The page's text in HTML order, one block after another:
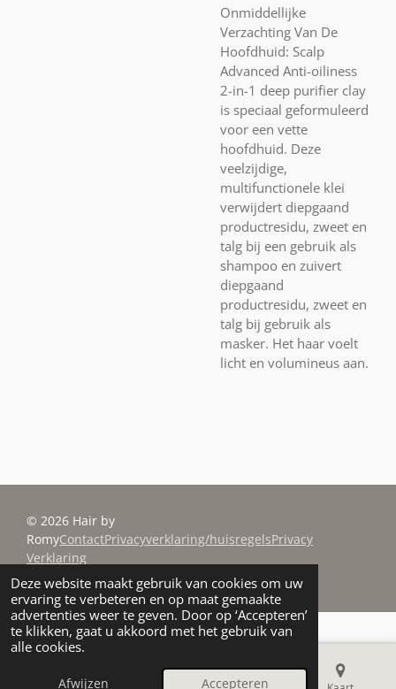
Deze website maakt gebruik van cookies om uw
ervaring te verbeteren en op maat gemaakte
advertenties weer te geven. Door op ‘Accepteren’
te klikken, gaat u akkoord met het gebruik van
alle cookies.
Afwijzen Accepteren
Onmiddellijke
Verzachting Van De
Hoofdhuid: Scalp
Advanced Anti-oiliness
2-in-1 deep purifier clay
is speciaal geformuleerd
voor een vette
hoofdhuid. Deze
veelzijdige,
multifunctionele klei
verwijdert diepgaand
productresidu, zweet en
talg bij een gebruik als
shampoo en zuivert
diepgaand
productresidu, zweet en
talg bij gebruik als
masker. Het haar voelt
licht en volumineus aan.
© 2026 Hair by
RomyContactPrivacyverklaring/huisregelsPrivacy
Verklaring
Powered by JouwWeb